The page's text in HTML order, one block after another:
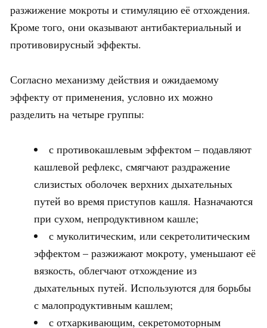
разжижение мокроты и стимуляцию её отхождения.
Кроме того, они оказывают антибактериальный и
противовирусный эффекты.
Согласно механизму действия и ожидаемому
эффекту от применения, условно их можно
разделить на четыре группы:
с противокашлевым эффектом – подавляют
кашлевой рефлекс, смягчают раздражение
слизистых оболочек верхних дыхательных
путей во время приступов кашля. Назначаются
при сухом, непродуктивном кашле;
с муколитическим, или секретолитическим
эффектом – разжижают мокроту, уменьшают её
вязкость, облегчают отхождение из
дыхательных путей. Используются для борьбы
с малопродуктивным кашлем;
с отхаркивающим, секретомоторным